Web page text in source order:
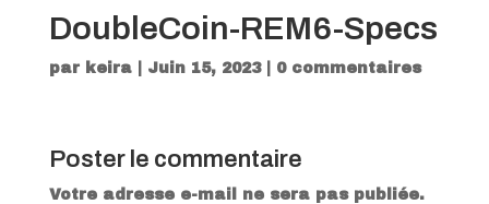
DoubleCoin-REM6-Specs
par keira| Juin 15, 2023| 0 commentaires
Poster le commentaire
Votre adresse e-mail ne sera pas publiée.